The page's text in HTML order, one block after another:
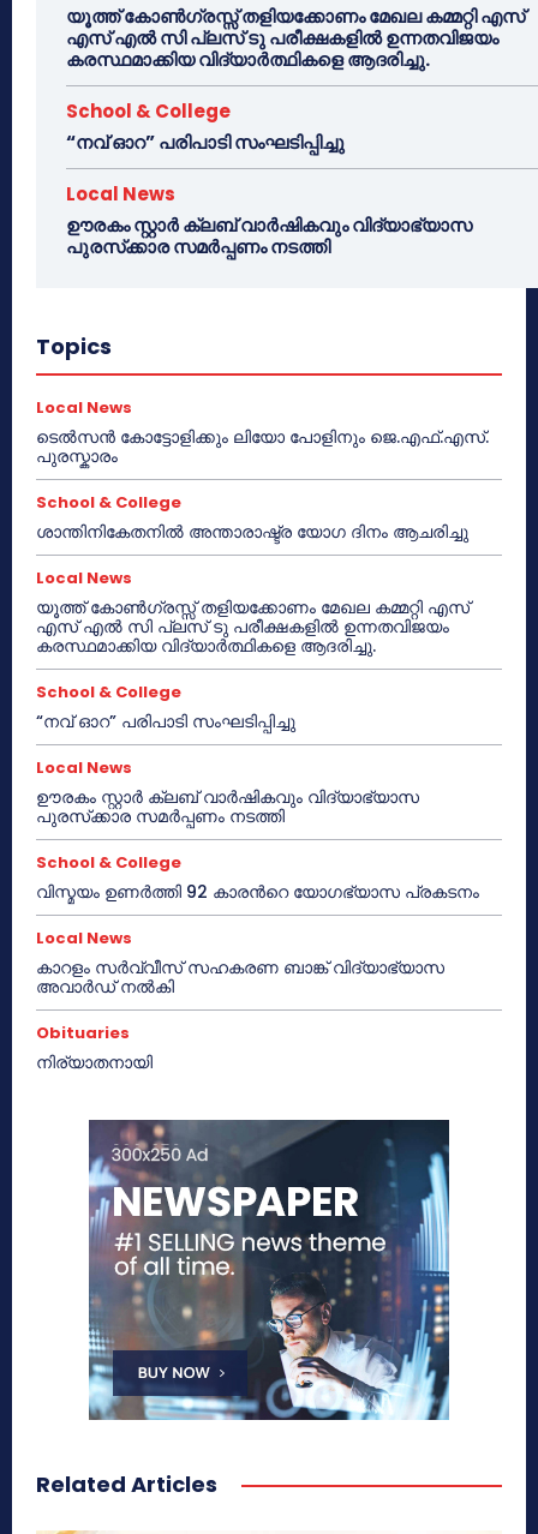
യൂത്ത് കോൺഗ്രസ്സ് തളിയക്കോണം മേഖല കമ്മറ്റി എസ്
എസ് എൽ സി പ്ലസ് ടു പരീക്ഷകളിൽ ഉന്നതവിജയം
കരസ്ഥമാക്കിയ വിദ്യാർത്ഥികളെ ആദരിച്ചു.
School & College
“നവ് ഓറ” പരിപാടി സംഘടിപ്പിച്ചു
Local News
ഊരകം സ്റ്റാർ ക്ലബ് വാർഷികവും വിദ്യാഭ്യാസ
പുരസ്‌ക്കാര സമർപ്പണം നടത്തി
Topics
Local News
ടെൽസൻ കോട്ടോളിക്കും ലിയോ പോളിനും ജെ.എഫ്.എസ്.
പുരസ്കാരം
School & College
ശാന്തിനികേതനിൽ അന്താരാഷ്ട്ര യോഗ ദിനം ആചരിച്ചു
Local News
യൂത്ത് കോൺഗ്രസ്സ് തളിയക്കോണം മേഖല കമ്മറ്റി എസ്
എസ് എൽ സി പ്ലസ് ടു പരീക്ഷകളിൽ ഉന്നതവിജയം
കരസ്ഥമാക്കിയ വിദ്യാർത്ഥികളെ ആദരിച്ചു.
School & College
“നവ് ഓറ” പരിപാടി സംഘടിപ്പിച്ചു
Local News
ഊരകം സ്റ്റാർ ക്ലബ് വാർഷികവും വിദ്യാഭ്യാസ
പുരസ്‌ക്കാര സമർപ്പണം നടത്തി
School & College
വിസ്മയം ഉണർത്തി 92 കാരൻറെ യോഗഭ്യാസ പ്രകടനം
Local News
കാറളം സർവ്വീസ് സഹകരണ ബാങ്ക് വിദ്യാഭ്യാസ
അവാർഡ് നൽകി
Obituaries
നിര്യാതനായി
Related Articles